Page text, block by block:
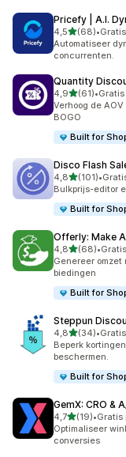
Pricefy | A.I.
4,5van 5 sterren
(68)
68 recensies in
•
Automatiseer
concurrenten.
Quantity
4,9van 5 sterren
(61)
61 recensies in
•
Verhoog de
BOGO
Built for
Disco Flash
4,8van 5 sterren
(101)
101 recensies in
•
Bulkprijs-editor
Built for
Offerly: Make
4,8van 5 sterren
(68)
68 recensies in
•
Genereer omzet
biedingen
Built for
Steppun
4,8van 5 sterren
(34)
34 recensies in
•
Beperk
beschermen.
Built for
GemX: CRO &
4,7van 5 sterren
(19)
19 recensies in
•Gratis
Optimaliseer
conversies